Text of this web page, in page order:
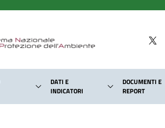
DATI E
INDICATORI
DOCUMENTI E
REPORT